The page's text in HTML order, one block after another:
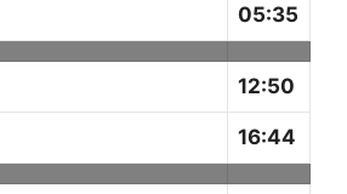
05:35
12:50
16:44